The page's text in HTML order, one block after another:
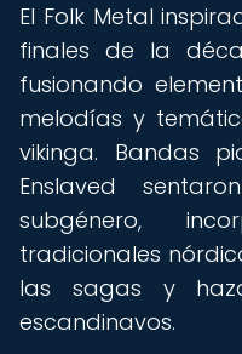
El Folk Metal
finales de la
fusionando
melodías y
vikinga. Bandas
Enslaved
subgénero,
tradicionales
las sagas y
escandinavos.